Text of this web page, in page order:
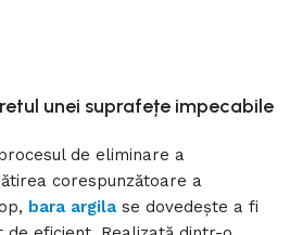
unei suprafețe impecabile
de eliminare a
corespunzătoare a
bara argila se dovedește a fi